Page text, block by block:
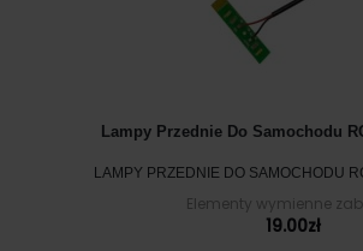
Lampy Przednie Do Samochodu
LAMPY PRZEDNIE DO SAMOCHODU
Elementy wymienne
19.00zł